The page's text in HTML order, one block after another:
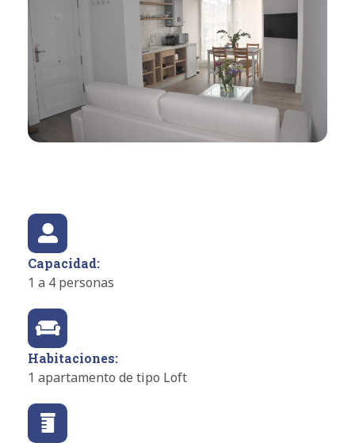
Capacidad:
1 a 4 personas
Habitaciones:
1 apartamento de tipo Loft